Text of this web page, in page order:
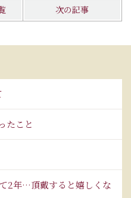
次の記事
たこと
2年…頂戴すると嬉しくな